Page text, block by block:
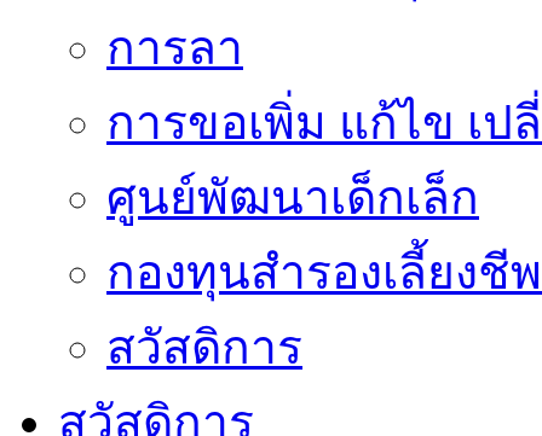
การลา
การขอเพิ่ม แก้ไข เ
ศูนย์พัฒนาเด็กเล็ก
กองทุนสำรองเลี้ยงชีพ
สวัสดิการ
สวัสดิการ